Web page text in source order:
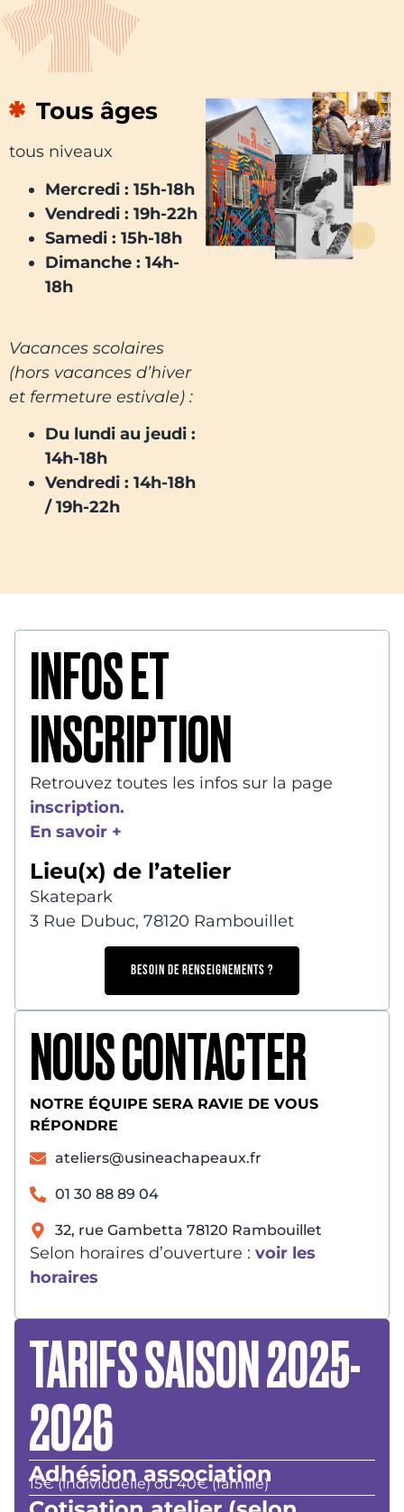
Tous âges
tous niveaux
Mercredi : 15h-18h
Vendredi : 19h-22h
Samedi : 15h-18h
Dimanche : 14h-
18h
Vacances scolaires
(hors vacances d’hiver
et fermeture estivale) :
Du lundi au jeudi :
14h-18h
Vendredi : 14h-18h
/ 19h-22h
INFOS ET
INSCRIPTION
Retrouvez toutes les infos sur la page
inscription.
En savoir +
Lieu(x) de l’atelier
Skatepark
3 Rue Dubuc, 78120 Rambouillet
BESOIN DE RENSEIGNEMENTS ?
NOUS CONTACTER
NOTRE ÉQUIPE SERA RAVIE DE VOUS
RÉPONDRE
ateliers@usineachapeaux.fr
01 30 88 89 04
32, rue Gambetta 78120 Rambouillet
Selon horaires d’ouverture : voir les
horaires
TARIFS SAISON 2025-
2026
Adhésion association
15€ (individuelle) ou 40€ (famille)